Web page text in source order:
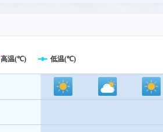
高温(℃) 低温(℃)